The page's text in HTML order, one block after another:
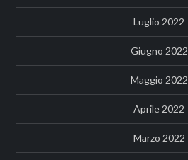
Luglio 2022
Giugno 2022
Maggio 2022
Aprile 2022
Marzo 2022